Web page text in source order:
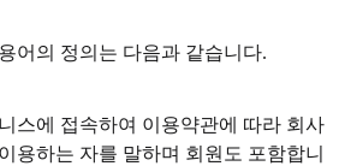
어의 정의는 다음과 같습니다.
스에 접속하여 이용약관에 따라 회사
용하는 자를 말하며 회원도 포함합니